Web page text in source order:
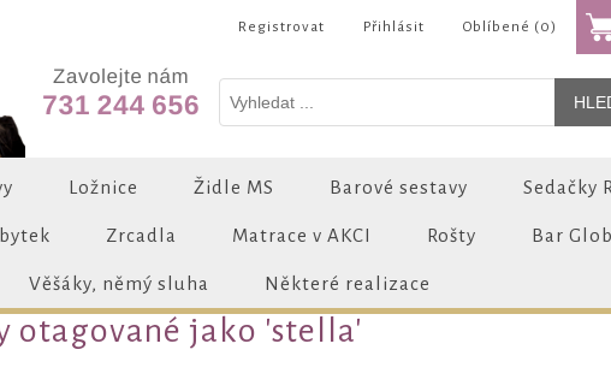
Registrovat Přihlásit Oblíbené (0)
Ložnice Židle MS Barové sestavy Sedačky
Zrcadla Matrace v AKCI Rošty Bar
Věšáky, němý sluha Některé realizace
otagované jako 'stella'